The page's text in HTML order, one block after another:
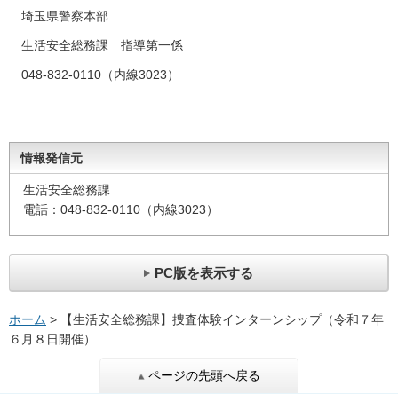
埼玉県警察本部
生活安全総務課 指導第一係
048-832-0110（内線3023）
情報発信元
生活安全総務課
電話：048-832-0110（内線3023）
PC版を表示する
ホーム > 【生活安全総務課】捜査体験インターンシップ（令和７年
６月８日開催）
ページの先頭へ戻る